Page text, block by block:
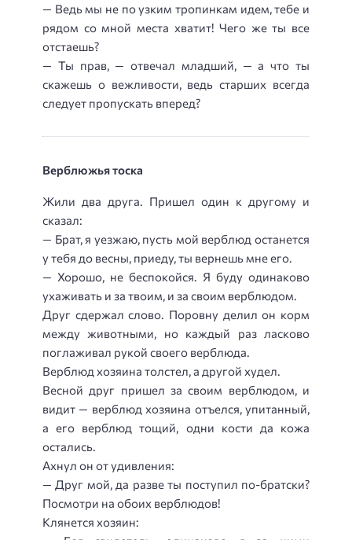
— Ведь мы не по узким тропинкам идем, тебе и
рядом со мной места хватит! Чего же ты все
отстаешь?
— Ты прав, — отвечал младший, — а что ты
скажешь о вежливости, ведь старших всегда
следует пропускать вперед?
Верблюжья тоска
Жили два друга. Пришел один к другому и
сказал:
— Брат, я уезжаю, пусть мой верблюд останется
у тебя до весны, приеду, ты вернешь мне его.
— Хорошо, не беспокойся. Я буду одинаково
ухаживать и за твоим, и за своим верблюдом.
Друг сдержал слово. Поровну делил он корм
между животными, но каждый раз ласково
поглаживал рукой своего верблюда.
Верблюд хозяина толстел, а другой худел.
Весной друг пришел за своим верблюдом, и
видит — верблюд хозяина отъелся, упитанный,
а его верблюд тощий, одни кости да кожа
остались.
Ахнул он от удивления:
— Друг мой, да разве ты поступил по-братски?
Посмотри на обоих верблюдов!
Клянется хозяин: